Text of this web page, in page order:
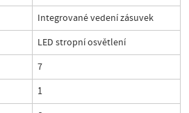
Integrované vedení zásuvek
LED stropní osvětlení
7
1